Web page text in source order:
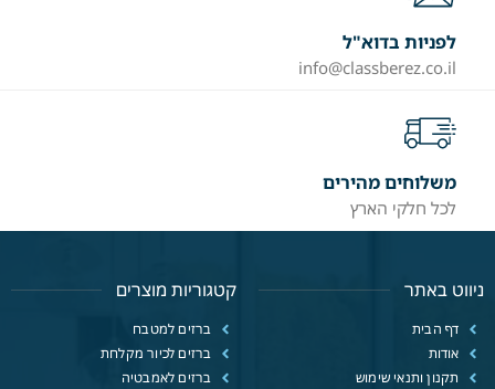
לפניות בדוא"ל
info@classberez.co.il
משלוחים מהירים
לכל חלקי הארץ
ניווט באתר
דף הבית
אודות
תקנון ותנאי שימוש
קטגוריות מוצרים
ברזים למטבח
ברזים לכיור מקלחת
ברזים לאמבטיה